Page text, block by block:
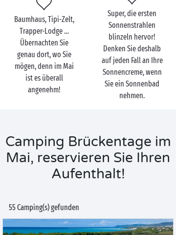
Gelegenheit ist recht, um die schönen Tage ausgiebig
zu genießen!
Brückentage im Mai 2026:
Donnerstag, 14. Mai (Himmelfahrt)
Baumhaus, Tipi-Zelt,
Trapper-Lodge …
Übernachten Sie
genau dort, wo Sie
mögen, denn im Mai
ist es überall
angenehm!
Super, die ersten
Sonnenstrahlen
blinzeln hervor!
Denken Sie deshalb
auf jeden Fall an Ihre
Sonnencreme, wenn
Sie ein Sonnenbad
nehmen.
Camping Brückentage im
Mai, reservieren Sie Ihren
Aufenthalt!
55 Camping(s) gefunden